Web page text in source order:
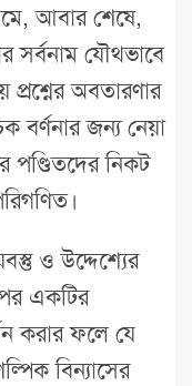
আবার শেষে,
সর্বনাম যৌথভাবে
অবতারণার
জন্য নেয়া
পণ্ডিতদের নিকট
ও উদ্দেশ্যের
একটির
করার ফলে যে
বিন্যাসের